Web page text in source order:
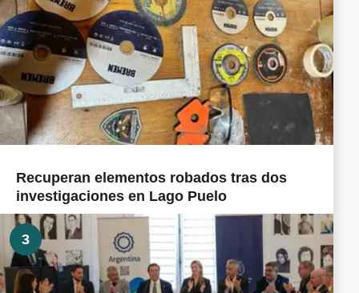
Recuperan elementos robados tras dos
investigaciones en Lago Puelo
3